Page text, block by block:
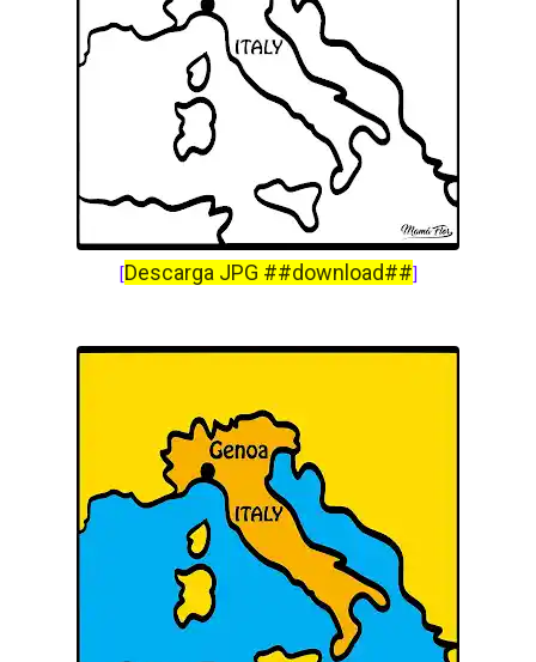
[Descarga JPG ##download##]